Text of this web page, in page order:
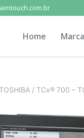
Home
/ TCx® 700 –